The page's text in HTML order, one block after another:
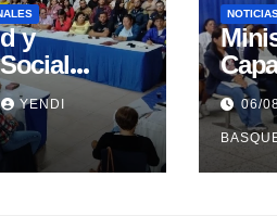
y
atención
YENDI 06/